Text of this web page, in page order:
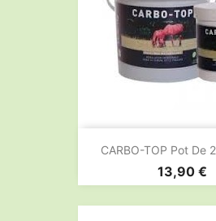
CARBO-TOP Pot De
Prix
13,90 €